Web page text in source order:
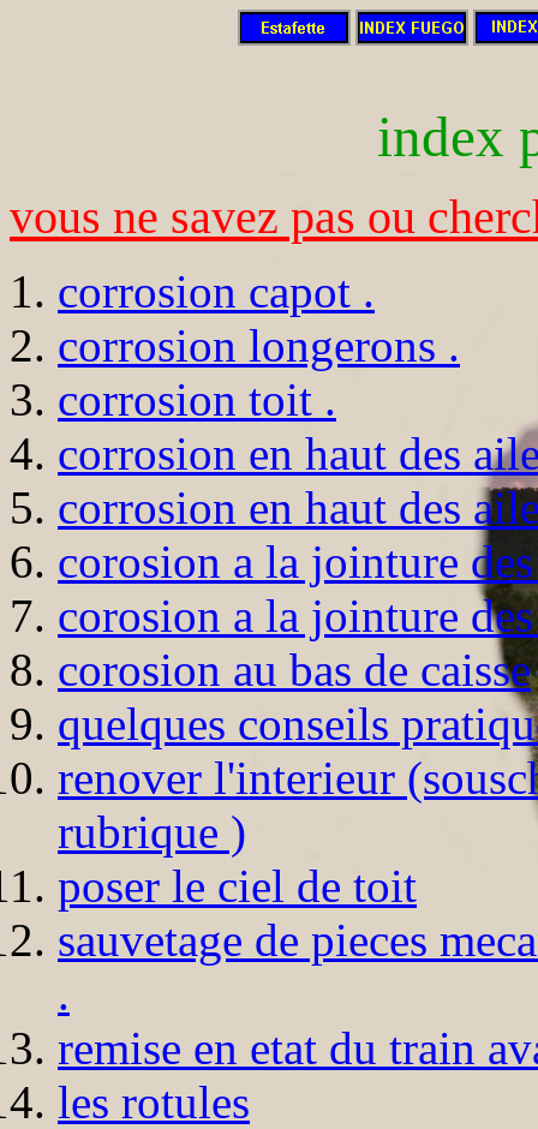
index
vous ne savez pas ou
corrosion capot .
corrosion longerons .
corrosion toit .
corrosion en haut des
corrosion en haut des
corosion a la jointure
corosion a la jointure
corosion au bas de caisse
quelques conseils
renover l'interieur
rubrique )
poser le ciel de toit
sauvetage de pieces
.
remise en etat du train
les rotules